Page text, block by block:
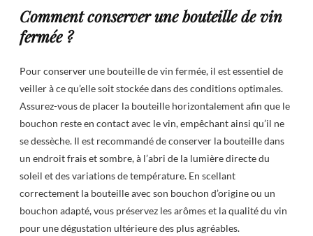
Comment conserver une bouteille de vin
fermée ?
Pour conserver une bouteille de vin fermée, il est essentiel de
veiller à ce qu’elle soit stockée dans des conditions optimales.
Assurez-vous de placer la bouteille horizontalement afin que le
bouchon reste en contact avec le vin, empêchant ainsi qu’il ne
se dessèche. Il est recommandé de conserver la bouteille dans
un endroit frais et sombre, à l’abri de la lumière directe du
soleil et des variations de température. En scellant
correctement la bouteille avec son bouchon d’origine ou un
bouchon adapté, vous préservez les arômes et la qualité du vin
pour une dégustation ultérieure des plus agréables.